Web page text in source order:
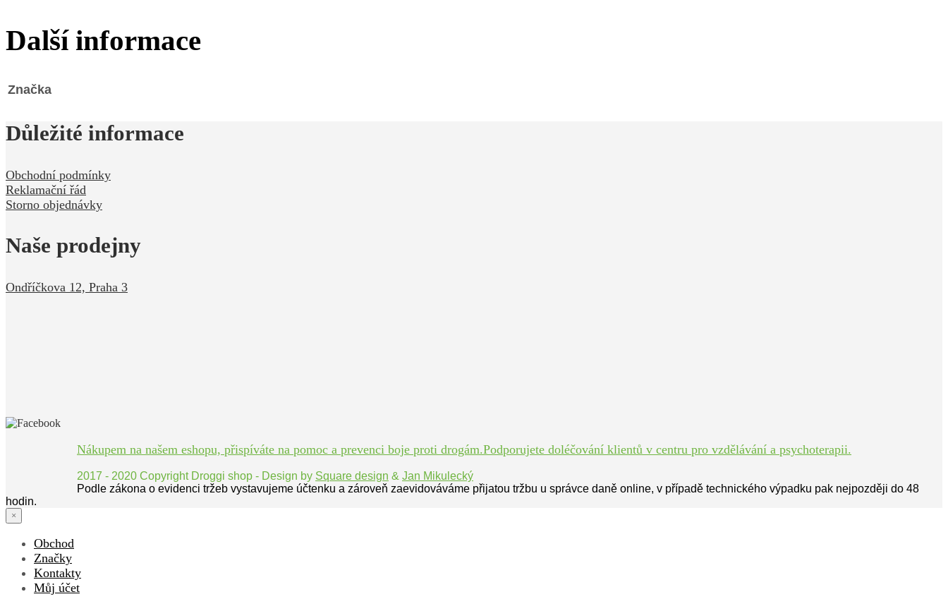
Další informace
Značka
Důležité informace
Obchodní podmínky
Reklamační řád
Storno objednávky
Naše prodejny
Ondříčkova 12, Praha 3
Nákupem na našem eshopu, přispíváte na pomoc a prevenci boje proti drogám.Podporujete doléčování klientů v centru pro vzdělávání a psychoterapii.
2017 - 2020 Copyright Droggi shop - Design by Square design & Jan Mikulecký
Podle zákona o evidenci tržeb vystavujeme účtenku a zároveň zaevidováváme přijatou tržbu u správce daně online, v případě technického výpadku pak nejpozději do 48
hodin.
×
Obchod
Značky
Kontakty
Můj účet